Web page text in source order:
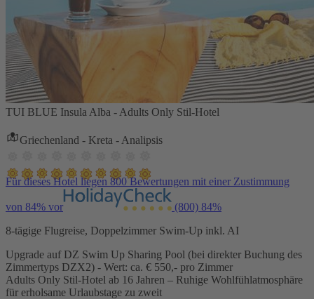
TUI BLUE Insula Alba - Adults Only Stil-Hotel
Griechenland - Kreta - Analipsis
Für dieses Hotel liegen 800 Bewertungen mit einer Zustimmung
von 84% vor (800) 84%
8-tägige Flugreise, Doppelzimmer Swim-Up inkl. AI
Upgrade auf DZ Swim Up Sharing Pool (bei direkter Buchung des
Zimmertyps DZX2) - Wert: ca. € 550,- pro Zimmer
Adults Only Stil-Hotel ab 16 Jahren – Ruhige Wohlfühlatmosphäre
für erholsame Urlaubstage zu zweit